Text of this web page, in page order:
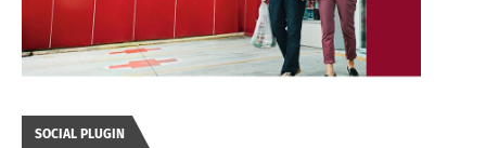
SOCIAL PLUGIN